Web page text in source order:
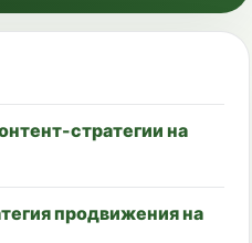
стратегии на
продвижения на